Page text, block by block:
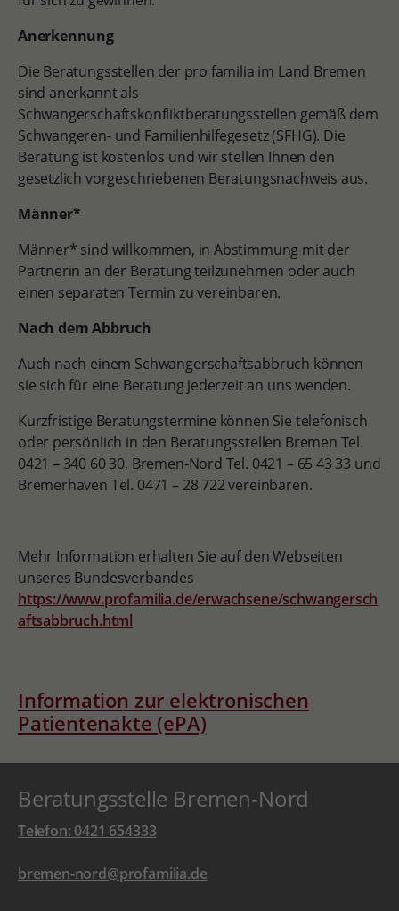
Anerkennung
Die Beratungsstellen der pro familia im Land Bremen
sind anerkannt als
Schwangerschaftskonfliktberatungsstellen gemäß dem
Schwangeren- und Familienhilfegesetz (SFHG). Die
Beratung ist kostenlos und wir stellen Ihnen den
gesetzlich vorgeschriebenen Beratungsnachweis aus.
Männer*
Männer* sind willkommen, in Abstimmung mit der
Partnerin an der Beratung teilzunehmen oder auch
einen separaten Termin zu vereinbaren.
Nach dem Abbruch
Auch nach einem Schwangerschaftsabbruch können
sie sich für eine Beratung jederzeit an uns wenden.
Kurzfristige Beratungstermine können Sie telefonisch
oder persönlich in den Beratungsstellen Bremen Tel.
0421 – 340 60 30, Bremen-Nord Tel. 0421 – 65 43 33 und
Bremerhaven Tel. 0471 – 28 722 vereinbaren.
Mehr Information erhalten Sie auf den Webseiten
unseres Bundesverbandes
https://www.profamilia.de/erwachsene/schwangersch
aftsabbruch.html
Information zur elektronischen
Patientenakte (ePA)
Beratungsstelle Bremen-Nord
Telefon: 0421 654333
bremen-nord@profamilia.de